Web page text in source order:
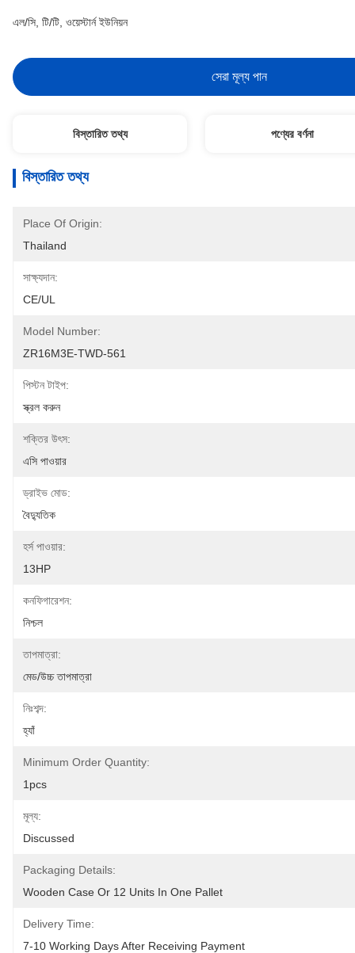
এল/সি, টি/টি, ওয়েস্টার্ন ইউনিয়ন
সেরা মূল্য পান
বিস্তারিত তথ্য পণ্যের বর্ণনা
বিস্তারিত তথ্য
Place Of Origin:
Thailand
সাক্ষ্যদান:
CE/UL
Model Number:
ZR16M3E-TWD-561
পিস্টন টাইপ:
স্ক্রল করুন
শক্তির উৎস:
এসি পাওয়ার
ড্রাইভ মোড:
বৈদ্যুতিক
হর্স পাওয়ার:
13HP
কনফিগারেশন:
নিশ্চল
তাপমাত্রা:
মেড/উচ্চ তাপমাত্রা
নিঃশব্দ:
হ্যাঁ
Minimum Order Quantity:
1pcs
মূল্য:
Discussed
Packaging Details:
Wooden Case Or 12 Units In One Pallet
Delivery Time:
7-10 Working Days After Receiving Payment